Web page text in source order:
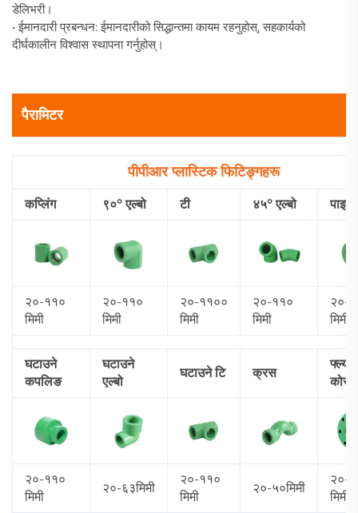
डेलिभरी।
• ईमानदारी प्रबन्धन: ईमानदारीको सिद्धान्तमा कायम रहनुहोस्, सहकार्यको
दीर्घकालीन विश्वास स्थापना गर्नुहोस्।
पैरामिटर
पीपीआर प्लास्टिक फिटिङ्गहरू
कप्लिंग ९०° एल्बो टी ४५° एल्बो पाइप
२०-११०
मिमी
२०-११०
मिमी
२०-११००
मिमी
२०-११०
मिमी
२०-
मिमी
घटाउने
कपलिङ
घटाउने
एल्बो
घटाउने टि क्रस
कोर
२०-११०
मिमी
२०-६३मिमी
२०-११०
मिमी
२०-५०मिमी
२०-
मिमी